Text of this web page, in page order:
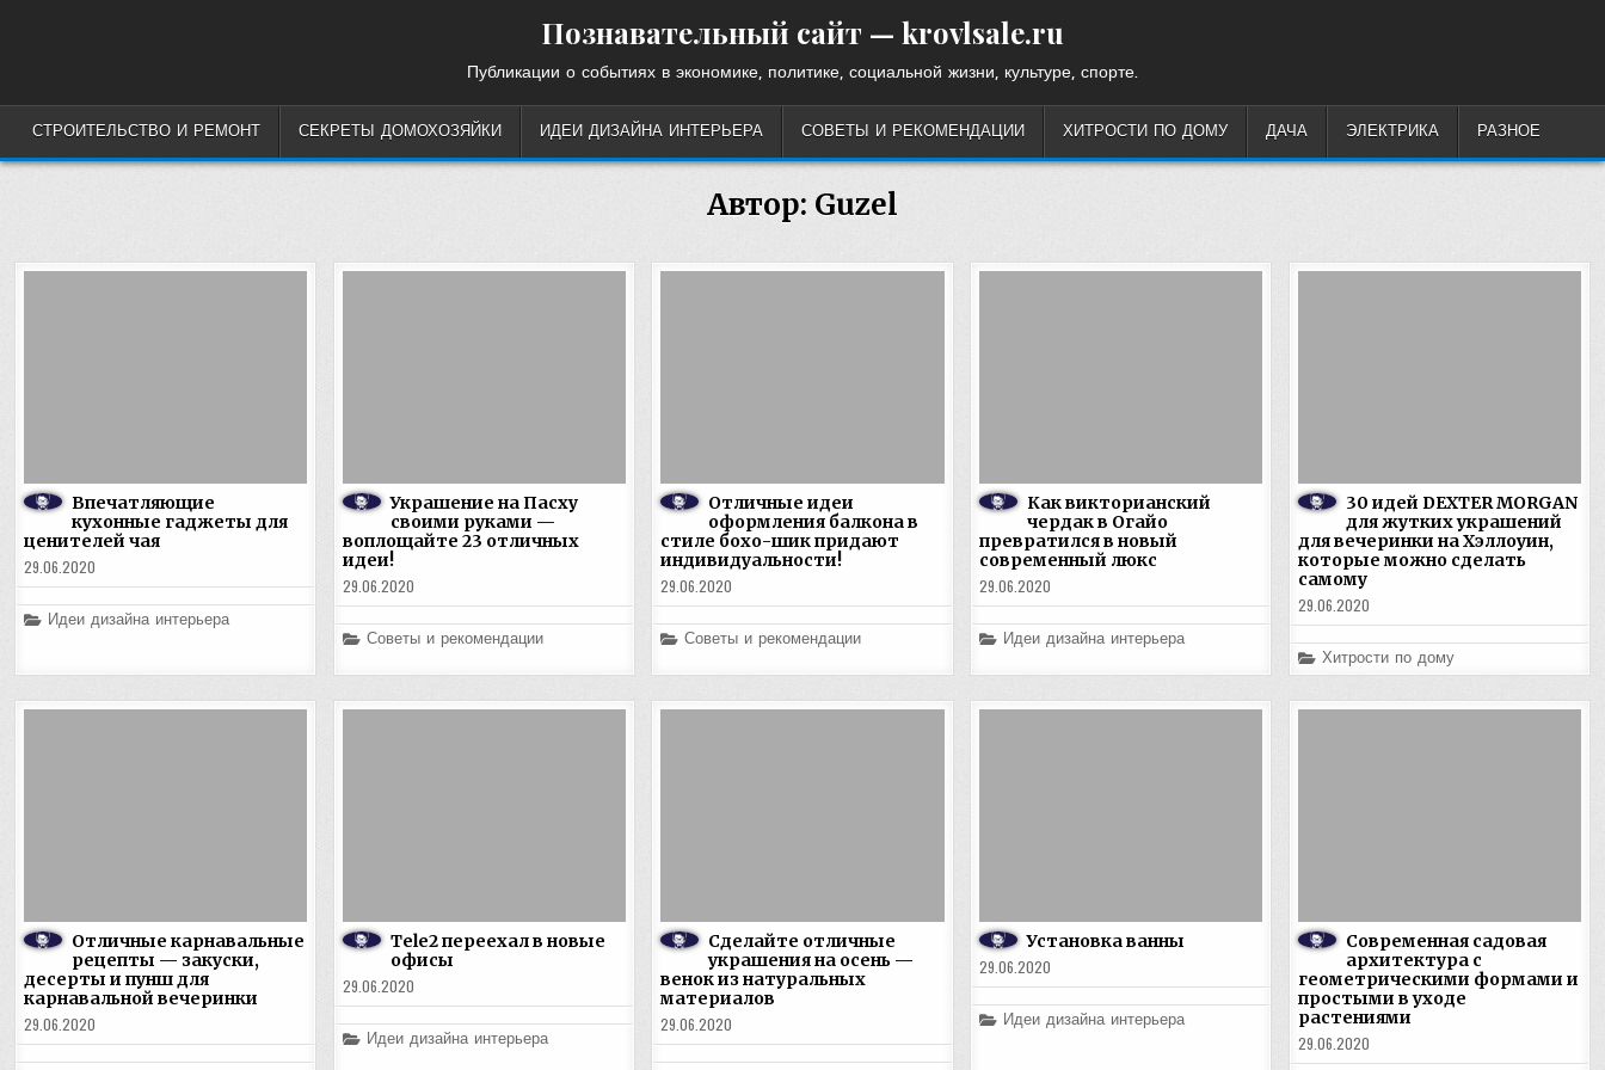
Познавательный сайт — krovlsale.ru
Публикации о событиях в экономике, политике, социальной жизни, культуре, спорте.
СТРОИТЕЛЬСТВО И РЕМОНТ СЕКРЕТЫ ДОМОХОЗЯЙКИ ИДЕИ ДИЗАЙНА ИНТЕРЬЕРА СОВЕТЫ И РЕКОМЕНДАЦИИ ХИТРОСТИ ПО ДОМУ ДАЧА ЭЛЕКТРИКА РАЗНОЕ
Автор: Guzel
Впечатляющие
кухонные гаджеты для
ценителей чая
29.06.2020
Posted
in
Идеи дизайна интерьера
Украшение на Пасху
своими руками —
воплощайте 23 отличных
идеи!
29.06.2020
Posted
Советы и рекомендации
Отличные идеи
оформления балкона в
стиле бохо-шик придают
индивидуальности!
29.06.2020
Posted
Советы и рекомендации
Как викторианский
чердак в Огайо
превратился в новый
современный люкс
29.06.2020
Posted
in
Идеи дизайна интерьера
30 идей DEXTER MORGAN
для жутких украшений
для вечеринки на Хэллоуин,
которые можно сделать
самому
29.06.2020
Posted
in
Хитрости по дому
Отличные карнавальные
рецепты — закуски,
десерты и пунш для
карнавальной вечеринки
29.06.2020
Tele2 переехал в новые
офисы
29.06.2020
Posted
in
Идеи дизайна интерьера
Сделайте отличные
украшения на осень —
венок из натуральных
материалов
29.06.2020
Установка ванны
29.06.2020
Posted
in
Идеи дизайна интерьера
Современная садовая
архитектура с
геометрическими формами и
простыми в уходе
растениями
29.06.2020